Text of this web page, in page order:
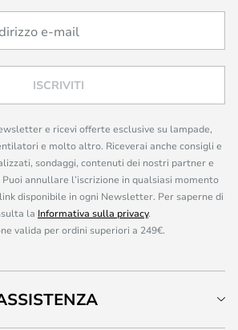
ISCRIVITI
e ricevi offerte esclusive su lampade,
e molto altro. Riceverai anche consigli e
sondaggi, contenuti dei nostri partner e
annullare l’iscrizione in qualsiasi momento
disponibile in ogni Newsletter. Per saperne di
la Informativa sulla privacy.
valida per ordini superiori a 249€.